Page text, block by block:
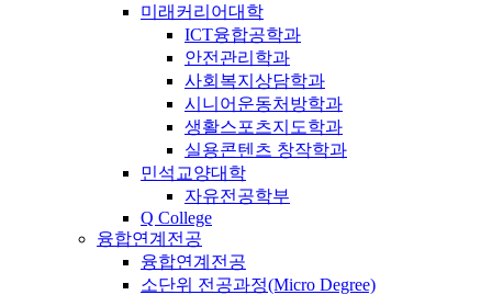
미래커리어대학
ICT융합공학과
안전관리학과
사회복지상담학과
시니어운동처방학과
생활스포츠지도학과
실용콘텐츠 창작학과
민석교양대학
자유전공학부
Q College
융합연계전공
융합연계전공
소단위 전공과정(Micro Degree)